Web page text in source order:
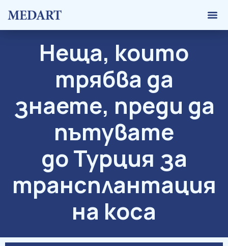
Неща, които
трябва да
знаете, преди да
пътувате
до Турция за
трансплантация
на коса